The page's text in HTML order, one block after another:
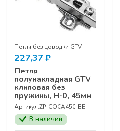
Петли без доводки GTV
227,37 ₽
Петля
полунакладная GTV
клиповая без
пружины, Н-0, 45мм
Артикул:ZP-COCA450-BE
В наличии